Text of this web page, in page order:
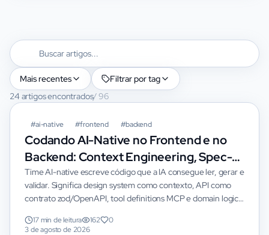
Mais recentes
Filtrar por tag
24 artigos encontrados/96
#ai-native #frontend #backend
Codando AI-Native no Frontend e no
Backend: Context Engineering, Spec-
Driven e Agents no Loop de
Desenvolvimento
Time AI-native escreve código que a IA consegue ler, gerar e
validar. Significa design system como contexto, API como
contrato zod/OpenAPI, tool definitions MCP e domain logic
TypeScript e anti-patterns.
17 min de leitura 162
0
3 de agosto de 2026